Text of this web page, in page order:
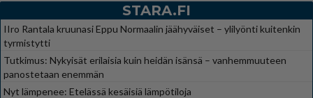
STARA.FI
IIro Rantala kruunasi Eppu Normaalin jäähyväiset – ylilyönti kuitenkin
tyrmistytti
Tutkimus: Nykyisät erilaisia kuin heidän isänsä – vanhemmuuteen
panostetaan enemmän
Nyt lämpenee: Etelässä kesäisiä lämpötiloja